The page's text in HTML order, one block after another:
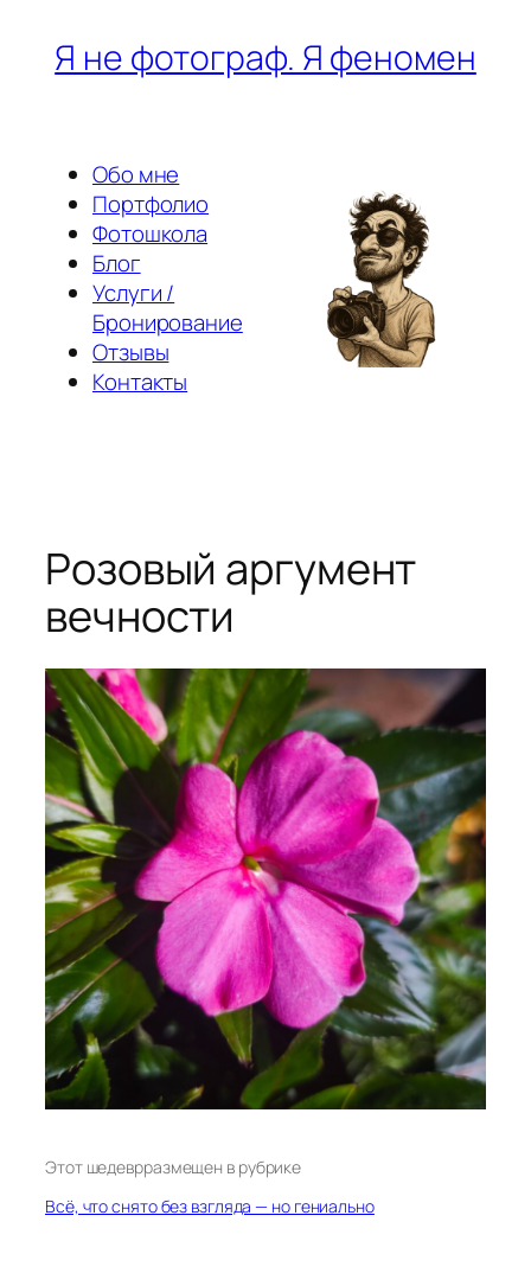
ПерейтиЯ не фотограф. Я феномен
Обо мне
Портфолио
Фотошкола
Блог
Услуги /
Бронирование
Отзывы
Контакты
Розовый аргумент
вечности
Этот шедеврразмещен в рубрике
Всё, что снято без взгляда — но гениально